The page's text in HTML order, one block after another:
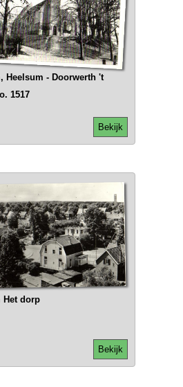
Heelsum - Doorwerth 't
1517
Bekijk
Het dorp
Bekijk